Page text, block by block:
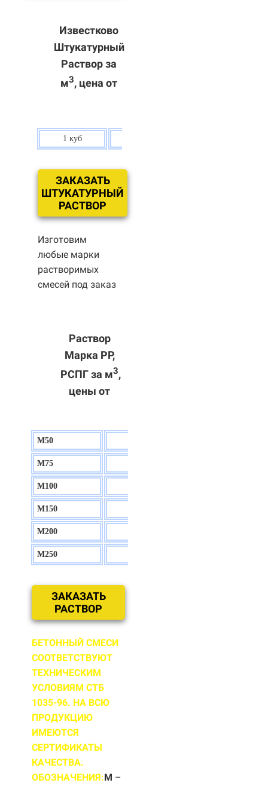
Известково
Штукатурный
Раствор за
м3, цена от
1 куб
ЗАКАЗАТЬ
ШТУКАТУРНЫЙ
РАСТВОР
Изготовим
любые марки
растворимых
смесей под заказ
Раствор
Марка РР,
РСПГ за м3,
цены от
М50
М75
М100
М150
М200
М250
ЗАКАЗАТЬ
РАСТВОР
БЕТОННЫЙ СМЕСИ
СООТВЕТСТВУЮТ
ТЕХНИЧЕСКИМ
УСЛОВИЯМ СТБ
1035-96. НА ВСЮ
ПРОДУКЦИЮ
ИМЕЮТСЯ
СЕРТИФИКАТЫ
КАЧЕСТВА.
ОБОЗНАЧЕНИЯ:М –